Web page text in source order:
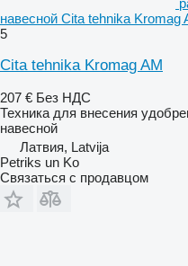
навесной Cita tehnika Kromag
5
Cita tehnika Kromag AM
207 € Без НДС
Техника для внесения
навесной
Латвия, Latvija
Petriks un Ko
Связаться с продавцом